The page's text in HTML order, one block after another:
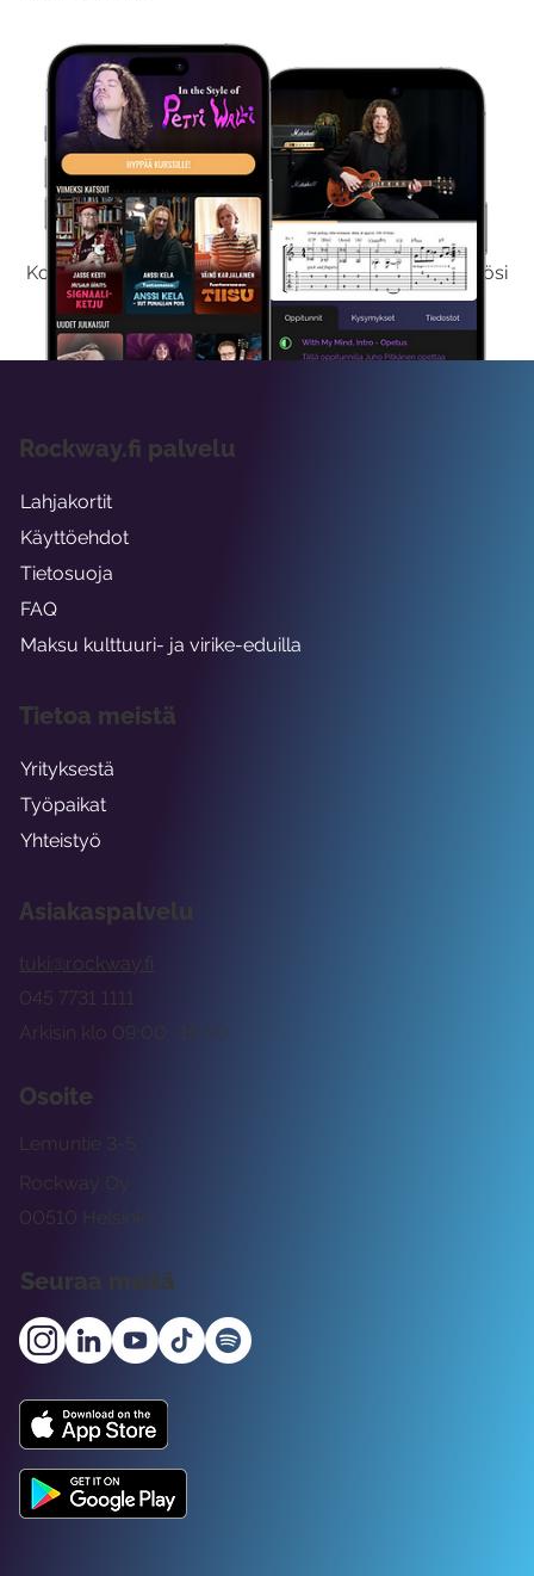
Kokeile Ilmaiseksi
Kokeilemalla ilmaiseksi saat koko sisältömme käyttöösi
viikon ajaksi.
Asiakaspalvelu
tuki@rockway.fi
Arkisin klo 09:00 -15:00
045 7731 1111
Osoite
Rockway Oy
Lemuntie 3-5
00510 Helsinki
Seuraa meitä
Rockway.fi palvelu
Lahjakortit
Käyttöehdot
Tietosuoja
FAQ
Maksu kulttuuri- ja virike-eduilla
Tietoa meistä
Yrityksestä
Työpaikat
Yhteistyö